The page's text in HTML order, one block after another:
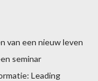
van een nieuw leven
seminar
Leading